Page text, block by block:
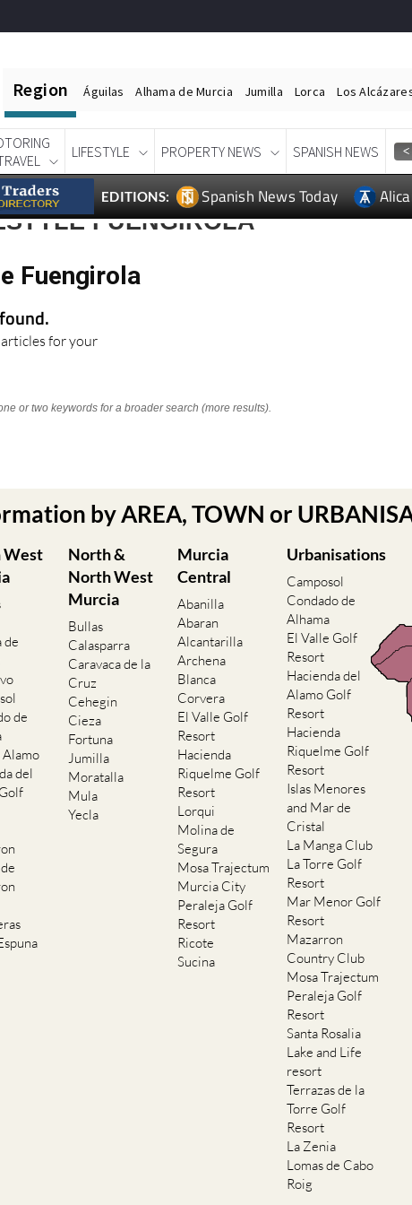
Region Águilas Alhama de Murcia Jumilla Lorca Los
LIFESTYLE PROPERTY NEWS SPANISH NEWS
EDITIONS: Spanish News Today
FUENGIROLA
Fuengirola
for your
or two keywords for a broader search (more results).
by AREA, TOWN or
West
de
de
del
North &
North West
Murcia
Bullas
Calasparra
Caravaca de la
Cruz
Cehegin
Cieza
Fortuna
Jumilla
Moratalla
Mula
Yecla
Murcia
Central
Abanilla
Abaran
Alcantarilla
Archena
Blanca
Corvera
El Valle Golf
Resort
Hacienda
Riquelme Golf
Resort
Lorqui
Molina de
Segura
Mosa Trajectum
Murcia City
Peraleja Golf
Resort
Ricote
Sucina
Urbanisations
Camposol
Condado de
Alhama
El Valle Golf
Resort
Hacienda del
Alamo Golf
Resort
Hacienda
Riquelme Golf
Resort
Islas Menores
and Mar de
Cristal
La Manga Club
La Torre Golf
Resort
Mar Menor Golf
Resort
Mazarron
Country Club
Mosa Trajectum
Peraleja Golf
Resort
Santa Rosalia
Lake and Life
resort
Terrazas de la
Torre Golf
Resort
La Zenia
Lomas de Cabo
Roig